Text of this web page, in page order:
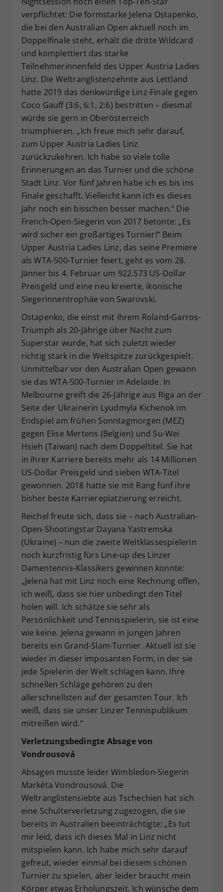
verpflichtet: Die formstarke Jelena Ostapenko,
die bei den Australian Open aktuell noch im
Doppelfinale steht, erhält die dritte Wildcard
und komplettiert das starke
Teilnehmerinnenfeld des Upper Austria Ladies
Linz. Die Weltranglistenzehnte aus Lettland
hatte 2019 das denkwürdige Linz-Finale gegen
Coco Gauff (3:6, 6:1, 2:6) bestritten – diesmal
würde sie gern in Oberösterreich
triumphieren. „Ich freue mich sehr darauf,
zum Upper Austria Ladies Linz
zurückzukehren. Ich habe so viele tolle
Erinnerungen an das Turnier und die schöne
Stadt Linz. Vor fünf Jahren habe ich es bis ins
Finale geschafft. Vielleicht kann ich es dieses
Jahr noch ein bisschen besser machen.“ Die
French-Open-Siegerin von 2017 betonte: „Es
wird sicher ein großartiges Turnier!“ Beim
Upper Austria Ladies Linz, das seine Premiere
als WTA-500-Turnier feiert, geht es vom 28.
Jänner bis 4. Februar um 922.573 US-Dollar
Preisgeld und eine neu kreierte, ikonische
Siegerinnentrophäe von Swarovski.
Ostapenko, die einst mit ihrem Roland-Garros-
Triumph als 20-Jährige über Nacht zum
Superstar wurde, hat sich zuletzt wieder
richtig stark in die Weltspitze zurückgespielt.
Unmittelbar vor den Australian Open gewann
sie das WTA-500-Turnier in Adelaide. In
Melbourne greift die 26-Jährige aus Riga an der
Seite der Ukrainerin Lyudmyla Kichenok im
Endspiel am frühen Sonntagmorgen (MEZ)
gegen Elise Mertens (Belgien) und Su-Wei
Hsieh (Taiwan) nach dem Doppeltitel. Sie hat
in ihrer Karriere bereits mehr als 14 Millionen
US-Dollar Preisgeld und sieben WTA-Titel
gewonnen. 2018 hatte sie mit Rang fünf ihre
bisher beste Karriereplatzierung erreicht.
Reichel freute sich, dass sie – nach Australian-
Open-Shootingstar Dayana Yastremska
(Ukraine) – nun die zweite Weltklassespielerin
noch kurzfristig fürs Line-up des Linzer
Damentennis-Klassikers gewinnen konnte:
„Jelena hat mit Linz noch eine Rechnung offen,
ich weiß, dass sie hier unbedingt den Titel
holen will. Ich schätze sie sehr als
Persönlichkeit und Tennisspielerin, sie ist eine
wie keine. Jelena gewann in jungen Jahren
bereits ein Grand-Slam-Turnier. Aktuell ist sie
wieder in dieser imposanten Form, in der sie
jede Spielerin der Welt schlagen kann. Ihre
schnellen Schläge gehören zu den
allerschnellsten auf der gesamten Tour. Ich
weiß, dass sie unser Linzer Tennispublikum
mitreißen wird.“
Verletzungsbedingte Absage von
Vondrousová
Absagen musste leider Wimbledon-Siegerin
Markéta Vondrousová. Die
Weltranglistensiebte aus Tschechien hat sich
eine Schulterverletzung zugezogen, die sie
bereits in Australien beeinträchtigte: „Es tut
mir leid, dass ich dieses Mal in Linz nicht
mitspielen kann. Ich habe mich sehr darauf
gefreut, wieder einmal bei diesem schönen
Turnier zu spielen, aber leider braucht mein
Körper etwas Erholungszeit. Ich wünsche dem
Zweck
Dieser Wert speichert Ihre Consent-
Einstellungen. Unter anderem eine
zufällig generierte ID, für die
historische Speicherung Ihrer
vorgenommen Einstellungen, falls der
Webseiten-Betreiber dies eingestellt
hat.